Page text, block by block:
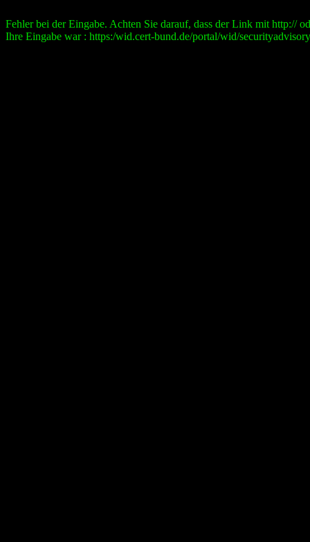
Fehler bei der Eingabe. Achten Sie darauf, dass der Link mit http://
Ihre Eingabe war : https:/wid.cert-bund.de/portal/wid/